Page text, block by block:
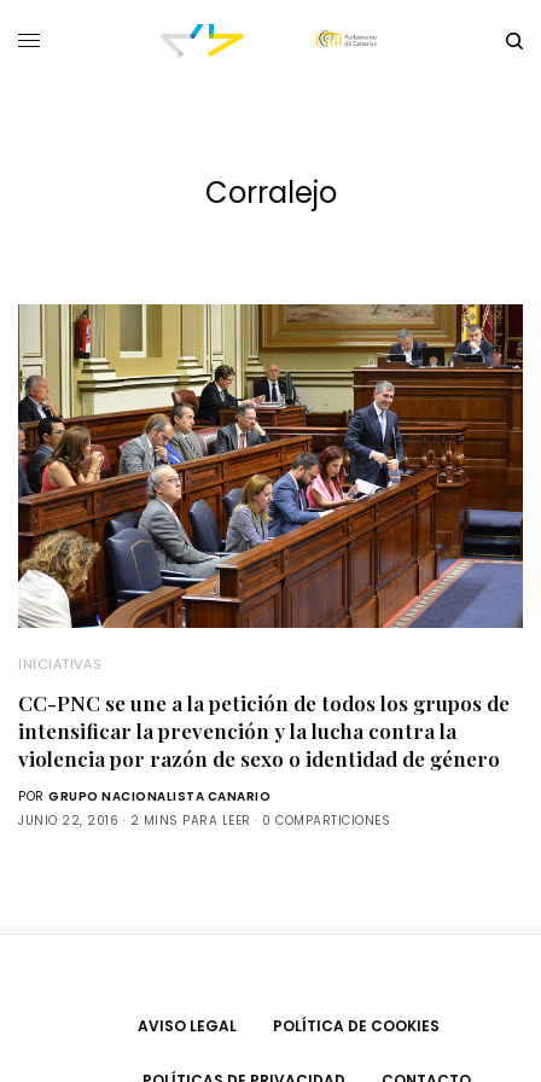
Corralejo
INICIATIVAS
CC-PNC se une a la petición de todos los grupos de
intensificar la prevención y la lucha contra la
violencia por razón de sexo o identidad de género
POR GRUPO NACIONALISTA CANARIO
JUNIO 22, 2016
2 MINS PARA LEER 0 COMPARTICIONES
AVISO LEGAL POLÍTICA DE COOKIES